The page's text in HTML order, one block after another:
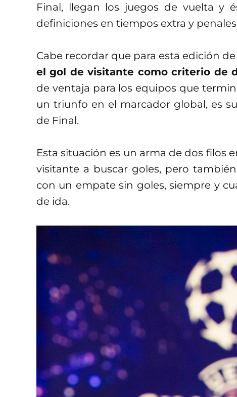
Final, llegan los juegos de vuelta y
definiciones en tiempos extra y
Cabe recordar que para esta edición
el gol de visitante como criterio de
de ventaja para los equipos que
un triunfo en el marcador global, es
de Final.
Esta situación es un arma de dos filos
visitante a buscar goles, pero
con un empate sin goles, siempre y
de ida.